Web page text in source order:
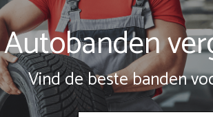
Autobanden
Vind de beste banden